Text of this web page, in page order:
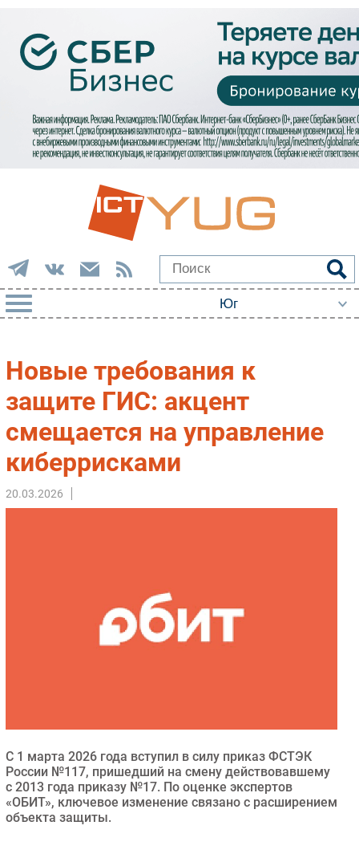
Импорто­замещение
Автоматизация Промышленности
Интернет
Мобильная связь
Фиксированная связь
Интеграция
Инновации
CIO/Управление ИТ
Гаджеты
Новые требования к
защите ГИС: акцент
смещается на управление
киберрисками
20.03.2026
С 1 марта 2026 года вступил в силу приказ ФСТЭК
России №117, пришедший на смену действовавшему
с 2013 года приказу №17. По оценке экспертов
«ОБИТ», ключевое изменение связано с расширением
объекта защиты.